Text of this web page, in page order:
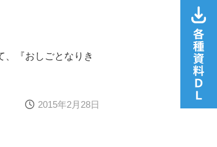
、『おしごとなりき
2015年2月28日